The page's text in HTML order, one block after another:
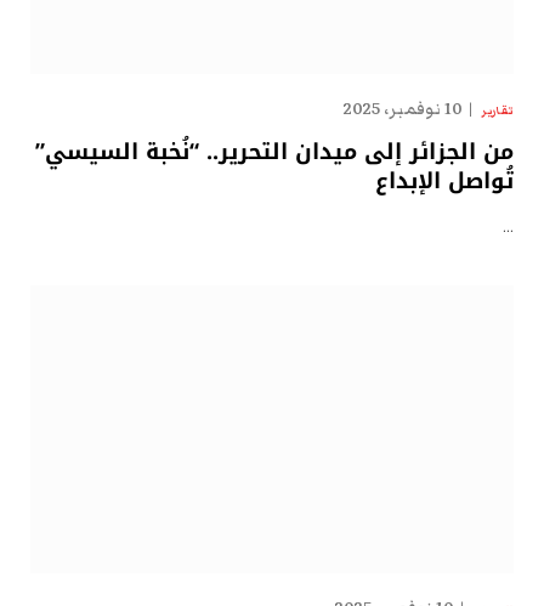
تقارير 10 نوفمبر، 2025
من الجزائر إلى ميدان التحرير.. “نُخبة السيسي”
تُواصل الإبداع
…